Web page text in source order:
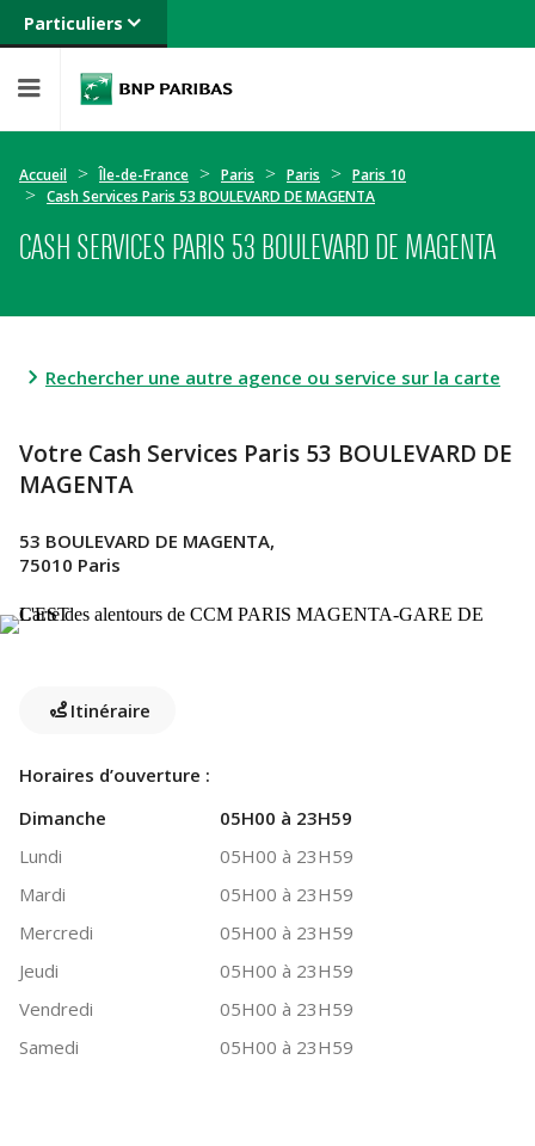
Particuliers
Banque privée
Entreprises
Accueil Île-de-France Paris Paris
Paris 10
Cash Services Paris 53 BOULEVARD DE MAGENTA
CASH SERVICES PARIS 53 BOULEVARD DE MAGENTA
Rechercher une autre agence ou service sur la carte
Votre Cash Services Paris 53 BOULEVARD DE
MAGENTA
53 BOULEVARD DE MAGENTA,
75010 Paris
Itinéraire
Horaires d’ouverture :
Dimanche
05H00 à 23H59
Lundi
05H00 à 23H59
Mardi
05H00 à 23H59
Mercredi
05H00 à 23H59
Jeudi
05H00 à 23H59
Vendredi
05H00 à 23H59
Samedi
05H00 à 23H59